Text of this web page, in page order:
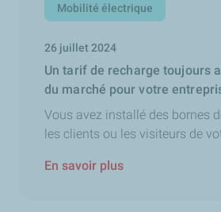
Mobilité électrique
26 juillet 2024
Un tarif de recharge toujours
du marché pour votre
Vous avez installé des bornes
les clients ou les visiteurs de
En savoir plus